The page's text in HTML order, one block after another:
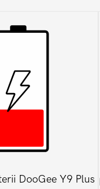
DooGee Y9 Plus